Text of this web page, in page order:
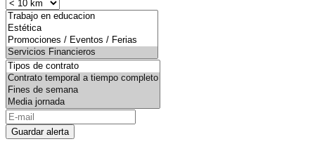
Guardar alerta